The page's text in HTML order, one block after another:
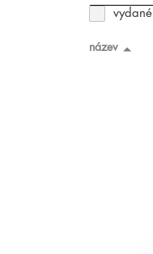
vydané
název